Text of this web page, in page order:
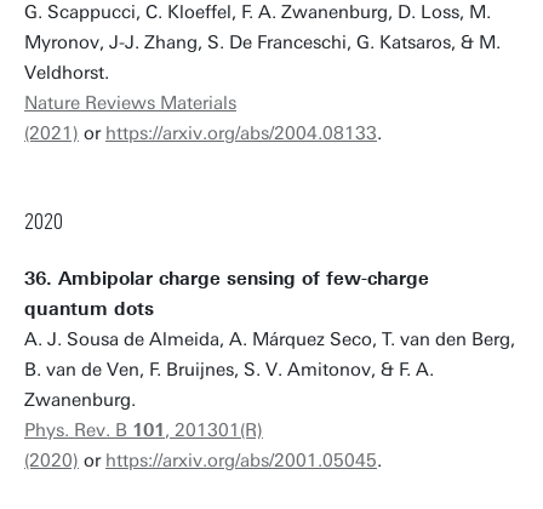
G. Scappucci, C. Kloeffel, F. A. Zwanenburg, D. Loss, M.
Myronov, J-J. Zhang, S. De Franceschi, G. Katsaros, & M.
Veldhorst.
Nature Reviews Materials
(2021) or https://arxiv.org/abs/2004.08133.
2020
36. Ambipolar charge sensing of few-charge
quantum dots
A. J. Sousa de Almeida, A. Márquez Seco, T. van den Berg,
B. van de Ven, F. Bruijnes, S. V. Amitonov, & F. A.
Zwanenburg.
Phys. Rev. B 101, 201301(R)
(2020) or https://arxiv.org/abs/2001.05045.